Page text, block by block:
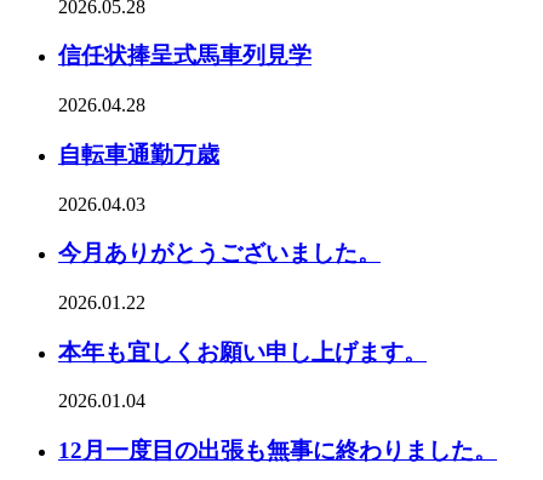
2026.05.28
信任状捧呈式馬車列見学
2026.04.28
自転車通勤万歳
2026.04.03
今月ありがとうございました。
2026.01.22
本年も宜しくお願い申し上げます。
2026.01.04
12月一度目の出張も無事に終わりました。